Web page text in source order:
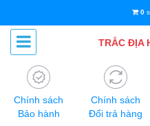
0
TRẮC ĐỊA
Chính sách
Bảo hành
Chính sách
Đổi trả hàng